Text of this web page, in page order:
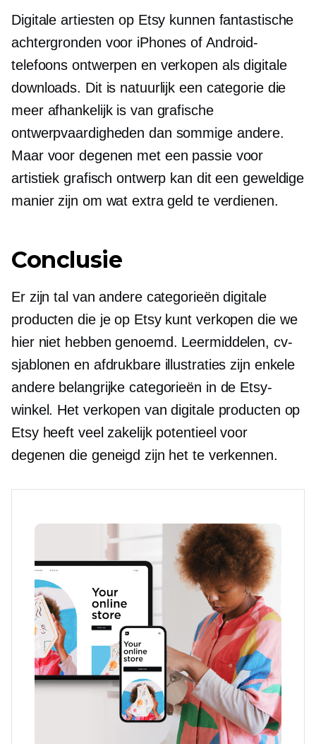
Digitale artiesten op Etsy kunnen fantastische
achtergronden voor iPhones of Android-
telefoons ontwerpen en verkopen als digitale
downloads. Dit is natuurlijk een categorie die
meer afhankelijk is van grafische
ontwerpvaardigheden dan sommige andere.
Maar voor degenen met een passie voor
artistiek grafisch ontwerp kan dit een geweldige
manier zijn om wat extra geld te verdienen.
Conclusie
Er zijn tal van andere categorieën digitale
producten die je op Etsy kunt verkopen die we
hier niet hebben genoemd. Leermiddelen, cv-
sjablonen en afdrukbare illustraties zijn enkele
andere belangrijke categorieën in de Etsy-
winkel. Het verkopen van digitale producten op
Etsy heeft veel zakelijk potentieel voor
degenen die geneigd zijn het te verkennen.